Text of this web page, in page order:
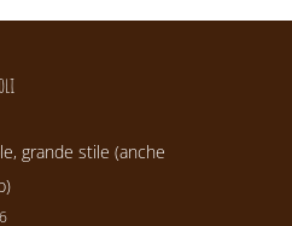
grande stile (anche